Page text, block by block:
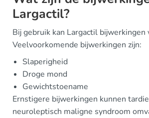
Largactil?
Bij gebruik kan Largactil bijwerkingen
Veelvoorkomende bijwerkingen zijn:
Slaperigheid
Droge mond
Gewichtstoename
Ernstigere bijwerkingen kunnen
neuroleptisch maligne syndroom